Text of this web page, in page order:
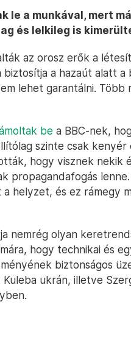
le a munkával, mert
és lelkileg is
az orosz erők a
a hazaút alatt a
lehet garantálni. Több
be a BBC-nek,
szinte csak kenyér
hogy visznek nekik
propagandafogás
helyzet, és ez rámegy
nemrég olyan
hogy technikai és
biztonságos
ukrán, illetve